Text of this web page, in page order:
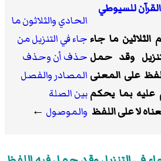
للسيوطي
الثلاثين ما جاء
وقد حمل
على المعنى
بما يحكم
لا على اللفظ
الحادي والثلاثون ما
جاء في التنزيل من
حذف أن وحذف
المصادر والفصل
بين الصلة
والموصول ←